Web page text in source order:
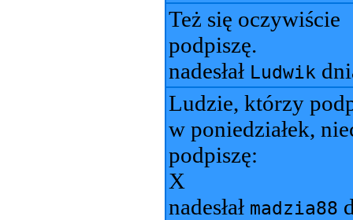
Też się oczywiście
podpiszę.
nadesłał Ludwik
Ludzie, którzy
w poniedziałek,
podpiszę:
X
nadesłał madzia88